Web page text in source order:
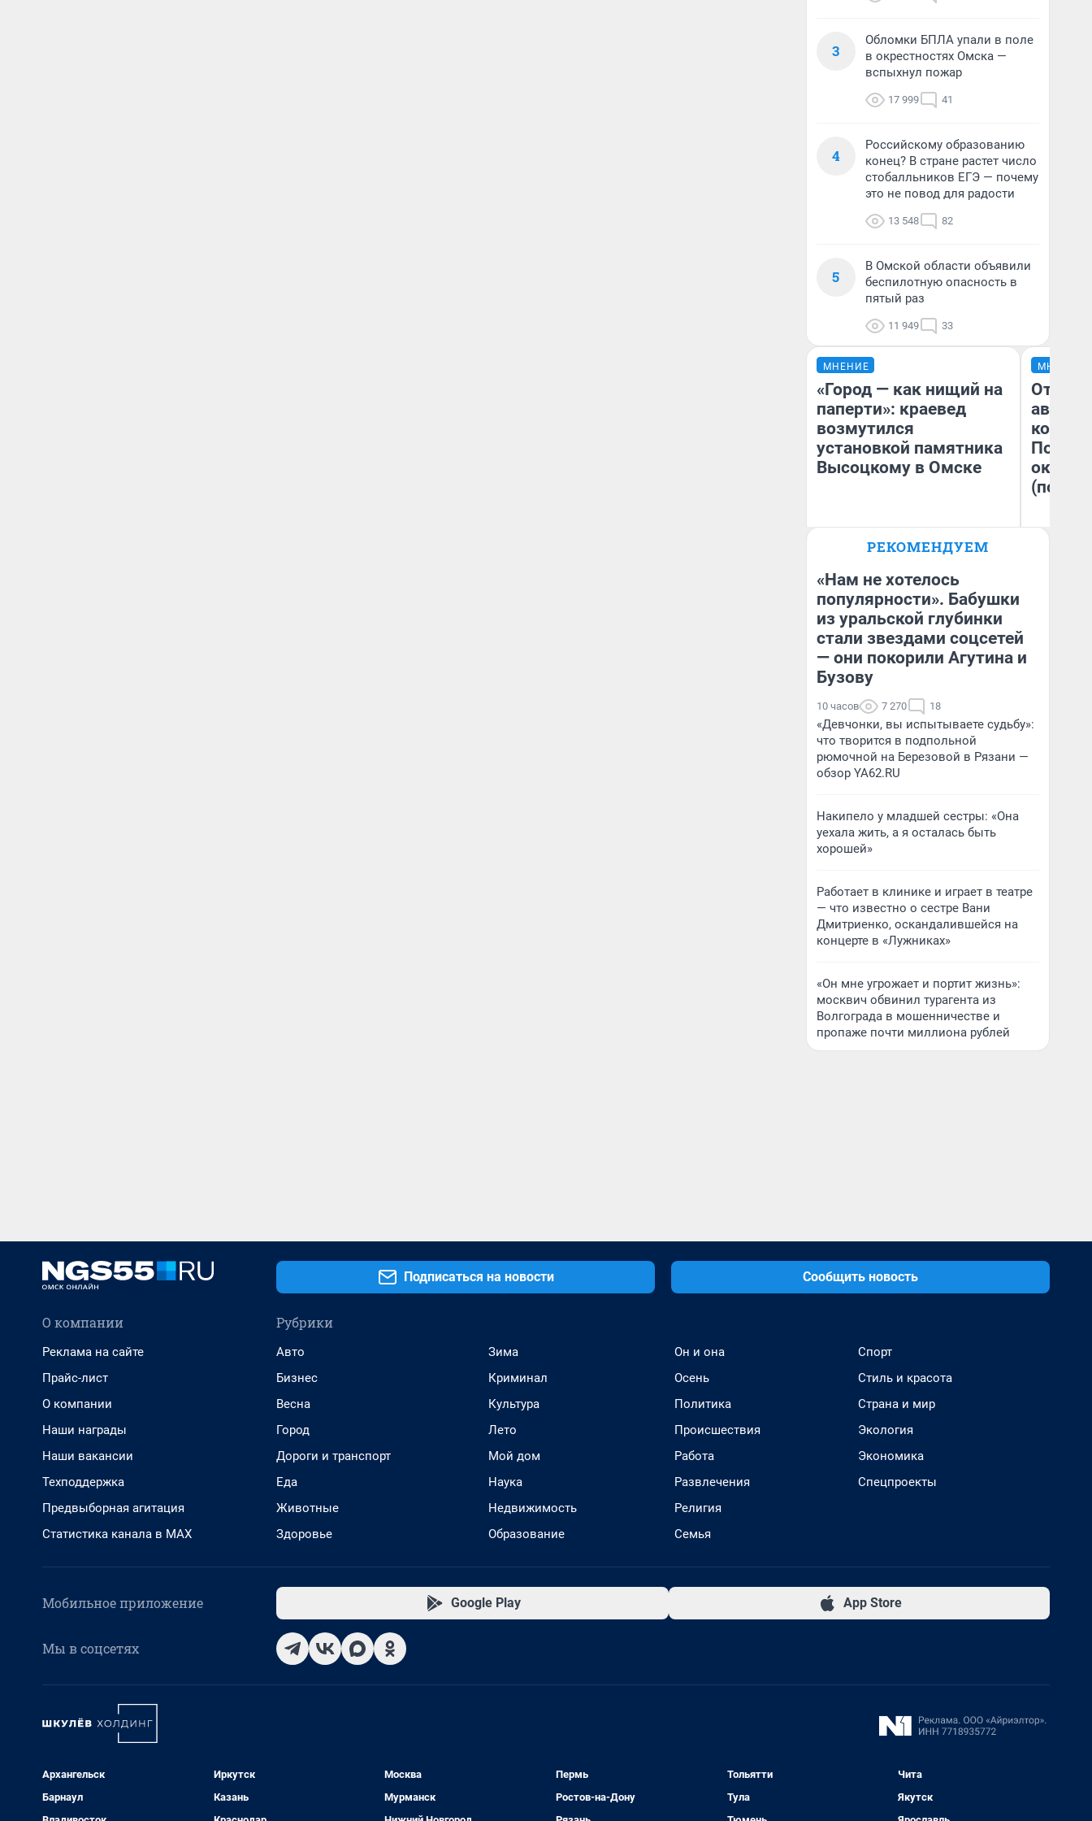
3
Обломки БПЛА упали в поле
в окрестностях Омска —
вспыхнул пожар
17 999 41
4
Российскому образованию
конец? В стране растет число
стобалльников ЕГЭ — почему
это не повод для радости
13 548 82
5
В Омской области объявили
беспилотную опасность в
пятый раз
11 949 33
МНЕНИЕ
«Город — как нищий на
паперти»: краевед
возмутился
установкой памятника
Высоцкому в Омске
Игорь Коновалов
МНЕНИЕ
От
(почти
РЕКОМЕНДУЕМ
«Нам не хотелось
популярности». Бабушки
из уральской глубинки
стали звездами соцсетей
— они покорили Агутина и
Бузову
10 часов 7 270 18
«Девчонки, вы испытываете судьбу»:
что творится в подпольной
рюмочной на Березовой в Рязани —
обзор YA62.RU
Накипело у младшей сестры: «Она
уехала жить, а я осталась быть
хорошей»
Работает в клинике и играет в театре
— что известно о сестре Вани
Дмитриенко, оскандалившейся на
концерте в «Лужниках»
«Он мне угрожает и портит жизнь»:
москвич обвинил турагента из
Волгограда в мошенничестве и
пропаже почти миллиона рублей
Подписаться на новости Сообщить новость
О компании
Реклама на сайте
Прайс-лист
О компании
Наши награды
Наши вакансии
Техподдержка
Предвыборная агитация
Статистика канала в MAX
Рубрики
Авто
Бизнес
Весна
Город
Дороги и транспорт
Еда
Животные
Здоровье
Зима
Криминал
Культура
Лето
Мой дом
Наука
Недвижимость
Образование
Он и она
Осень
Политика
Происшествия
Работа
Развлечения
Религия
Семья
Спорт
Стиль и красота
Страна и мир
Экология
Экономика
Спецпроекты
Мобильное приложение Google Play App Store
Мы в соцсетях
Архангельск
Барнаул
Иркутск
Казань
Москва
Мурманск
Пермь
Ростов-на-Дону
Тольятти
Тула
Чита
Якутск